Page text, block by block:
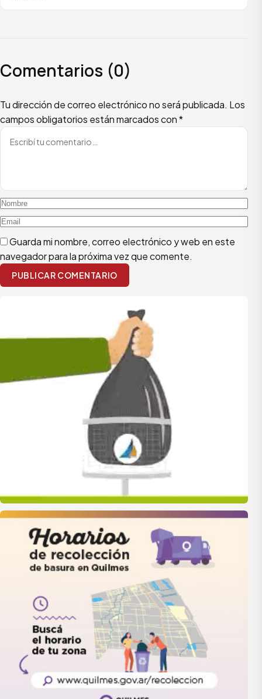
Comentarios (0)
Tu dirección de correo electrónico no será publicada. Los
campos obligatorios están marcados con*
Escribí tu comentario
Nombre
Email
Guarda mi nombre, correo electrónico y web en este
navegador para la próxima vez que comente.
PUBLICAR COMENTARIO
quilmes